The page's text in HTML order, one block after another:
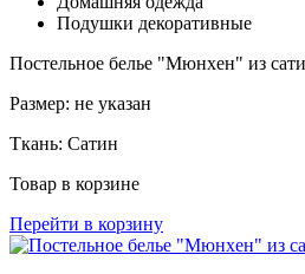
Подушки декоративные
Постельное белье "Мюнхен" из
Размер: не указан
Ткань: Сатин
Товар в корзине
Перейти в корзину